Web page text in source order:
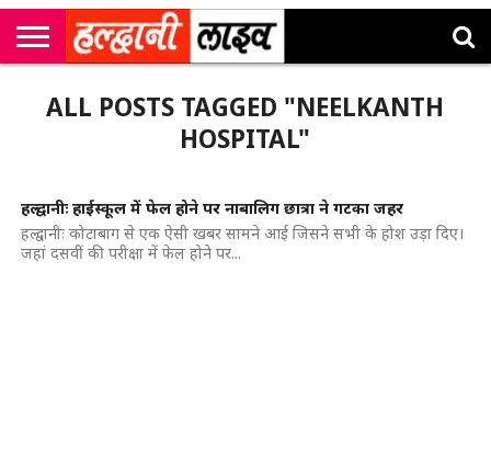
सी
एम
कॉर्नर
उत्तराखंड
न्यूज़
खेल
मनोरंजन
सम्पादकीय
जॉब
अलर्ट्स
ALL POSTS TAGGED "NEELKANTH
HOSPITAL"
हल्द्वानीः हाईस्कूल में फेल होने पर नाबालिग छात्रा ने गटका जहर
हल्द्वानीः कोटाबाग से एक ऐसी खबर सामने आई जिसने सभी के होश उड़ा दिए।
जहां दसवीं की परीक्षा में फेल होने पर...